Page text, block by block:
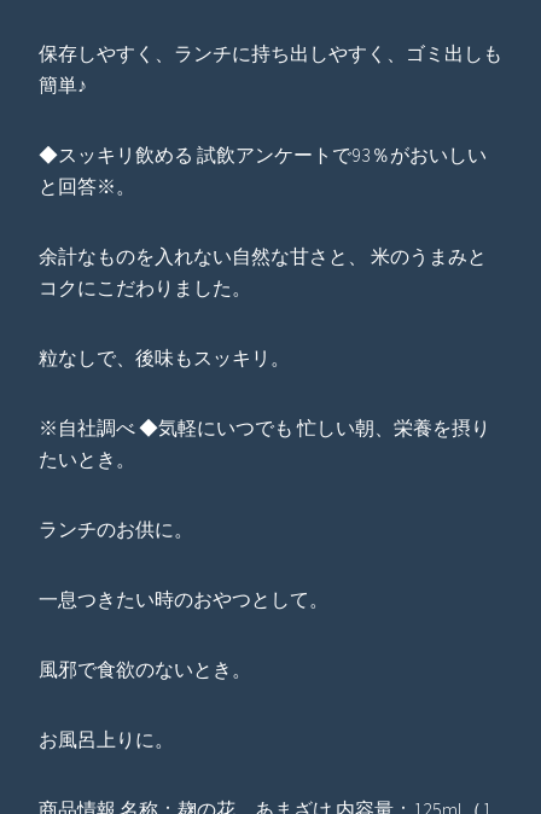
保存しやすく、ランチに持ち出しやすく、ゴミ出しも
簡単♪
◆スッキリ飲める 試飲アンケートで93％がおいしい
と回答※。
余計なものを入れない自然な甘さと、 米のうまみと
コクにこだわりました。
粒なしで、後味もスッキリ。
※自社調べ ◆気軽にいつでも 忙しい朝、栄養を摂り
たいとき。
ランチのお供に。
一息つきたい時のおやつとして。
風邪で食欲のないとき。
お風呂上りに。
商品情報 名称：麹の花 あまざけ 内容量：125ml（1